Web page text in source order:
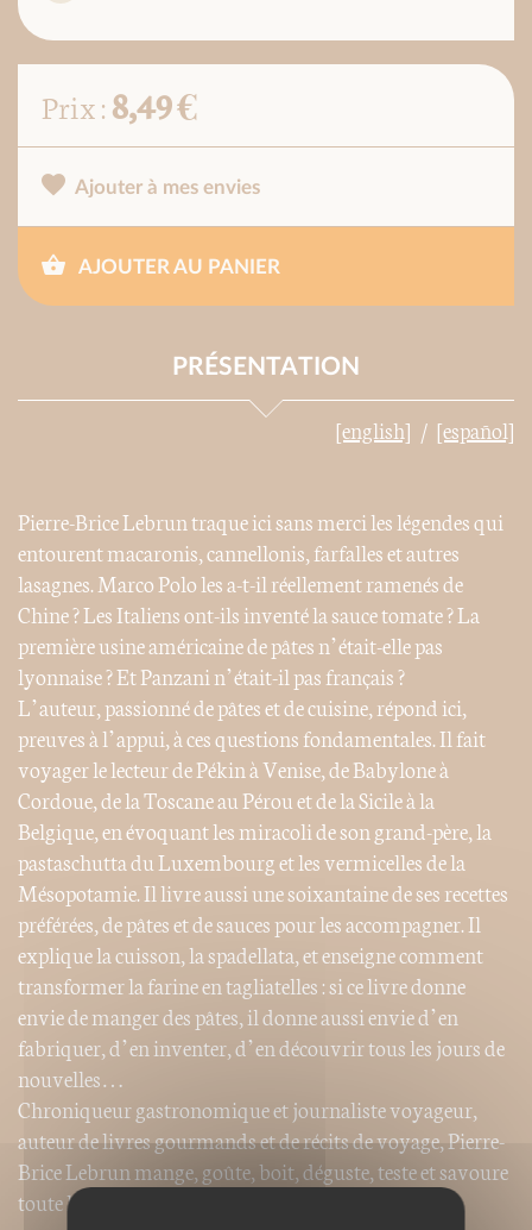
Prix :8,49 €
Ajouter à mes envies
AJOUTER AU PANIER
PRÉSENTATION
[english] [español]
Pierre-Brice Lebrun traque ici sans merci les légendes qui
entourent macaronis, cannellonis, farfalles et autres
lasagnes. Marco Polo les a-t-il réellement ramenés de
Chine ? Les Italiens ont-ils inventé la sauce tomate ? La
première usine américaine de pâtes n’était-elle pas
lyonnaise ? Et Panzani n’était-il pas français ?
L’auteur, passionné de pâtes et de cuisine, répond ici,
preuves à l’appui, à ces questions fondamentales. Il fait
voyager le lecteur de Pékin à Venise, de Babylone à
Cordoue, de la Toscane au Pérou et de la Sicile à la
Belgique, en évoquant les miracoli de son grand-père, la
pastaschutta du Luxembourg et les vermicelles de la
Mésopotamie. Il livre aussi une soixantaine de ses recettes
préférées, de pâtes et de sauces pour les accompagner. Il
explique la cuisson, la spadellata, et enseigne comment
transformer la farine en tagliatelles : si ce livre donne
envie de manger des pâtes, il donne aussi envie d’en
fabriquer, d’en inventer, d’en découvrir tous les jours de
nouvelles…
Chroniqueur gastronomique et journaliste voyageur,
auteur de livres gourmands et de récits de voyage, Pierre-
Brice Lebrun mange, goûte, boit, déguste, teste et savoure
toute la journée, consciencieusement.